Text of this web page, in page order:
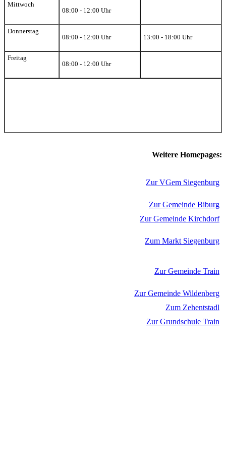
Mittwoch
08:00 - 12:00 Uhr
Donnerstag
08:00 - 12:00 Uhr
13:00 - 18:00 Uhr
Freitag
08:00 - 12:00 Uhr
Weitere Homepages:
Zur VGem Siegenburg
Zur Gemeinde Biburg
Zur Gemeinde Kirchdorf
Zum Markt Siegenburg
Zur Gemeinde Train
Zur Gemeinde Wildenberg
Zum Zehentstadl
Zur Grundschule Train